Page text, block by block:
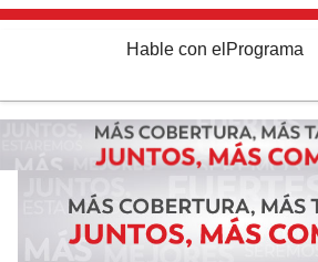
Hable con el Programa